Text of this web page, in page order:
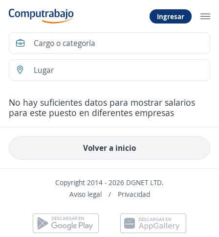
Ingresar
No hay suficientes datos para mostrar salarios
para este puesto en diferentes empresas
Volver a inicio
Copyright 2014 - 2026 DGNET LTD.
Aviso legal
/ Privacidad